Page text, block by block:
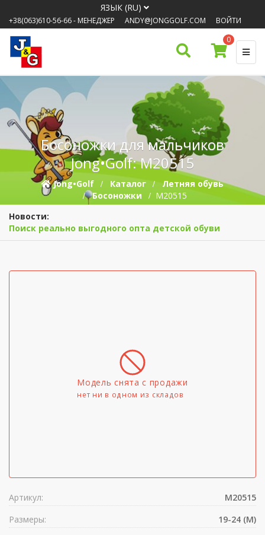
ЯЗЫК (RU)
+38(063)610-56-66- МЕНЕДЖЕР ANDY@JONGGOLF.COM
ВОЙТИ
0
Босоножки для мальчиков
Jong•Golf: M20515
Jong•Golf Каталог
Летняя обувь
Босоножки
M20515
Новости:
Поиск реально выгодного опта детской обуви
Модель снята с продажи
нет ни в одном из складов
Артикул:
M20515
Размеры:
19-24 (M)